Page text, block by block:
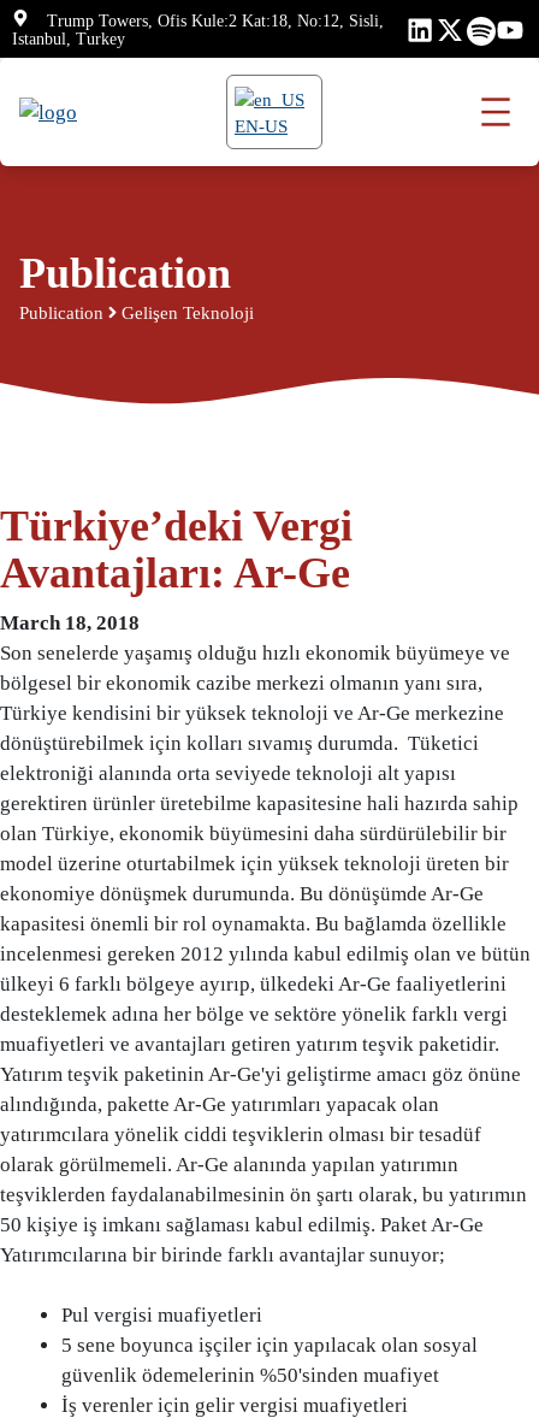
Skip
to
Trump Towers, Ofis Kule:2 Kat:18, No:12, Sisli,
Istanbul, Turkey
EN-US
Publication
Publication Gelişen Teknoloji
Türkiye’deki Vergi
Avantajları: Ar-Ge
March 18, 2018
Son senelerde yaşamış olduğu hızlı ekonomik büyümeye ve
bölgesel bir ekonomik cazibe merkezi olmanın yanı sıra,
Türkiye kendisini bir yüksek teknoloji ve Ar-Ge merkezine
dönüştürebilmek için kolları sıvamış durumda. Tüketici
elektroniği alanında orta seviyede teknoloji alt yapısı
gerektiren ürünler üretebilme kapasitesine hali hazırda sahip
olan Türkiye, ekonomik büyümesini daha sürdürülebilir bir
model üzerine oturtabilmek için yüksek teknoloji üreten bir
ekonomiye dönüşmek durumunda. Bu dönüşümde Ar-Ge
kapasitesi önemli bir rol oynamakta. Bu bağlamda özellikle
incelenmesi gereken 2012 yılında kabul edilmiş olan ve bütün
ülkeyi 6 farklı bölgeye ayırıp, ülkedeki Ar-Ge faaliyetlerini
desteklemek adına her bölge ve sektöre yönelik farklı vergi
muafiyetleri ve avantajları getiren yatırım teşvik paketidir.
Yatırım teşvik paketinin Ar-Ge'yi geliştirme amacı göz önüne
alındığında, pakette Ar-Ge yatırımları yapacak olan
yatırımcılara yönelik ciddi teşviklerin olması bir tesadüf
olarak görülmemeli. Ar-Ge alanında yapılan yatırımın
teşviklerden faydalanabilmesinin ön şartı olarak, bu yatırımın
50 kişiye iş imkanı sağlaması kabul edilmiş. Paket Ar-Ge
Yatırımcılarına bir birinde farklı avantajlar sunuyor;
Pul vergisi muafiyetleri
5 sene boyunca işçiler için yapılacak olan sosyal
güvenlik ödemelerinin %50'sinden muafiyet
İş verenler için gelir vergisi muafiyetleri